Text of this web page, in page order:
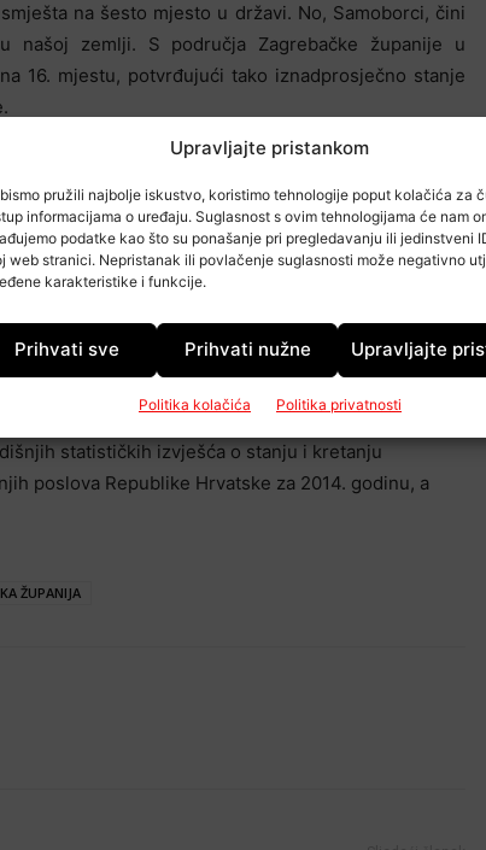
Upravljajte pristankom
pružili najbolje iskustvo, koristimo tehnologije poput kolačića za
informacijama o uređaju. Suglasnost s ovim tehnologijama će nam
podatke kao što su ponašanje pri pregledavanju ili jedinstveni
web stranici. Nepristanak ili povlačenje suglasnosti može negativno
karakteristike i funkcije.
Prihvati sve Prihvati nužne Upravljajte
Politika kolačića Politika privatnosti
na šesto mjesto u državi. No, Samoborci, čini
našoj zemlji. S područja Zagrebačke županije u
16. mjestu, potvrđujući tako iznadprosječno stanje
djela, Samobor je na 1. mjestu. Taj grad ujedno ima
Drugo mjesto na ljestvici najsigurnijih gradova kada
Velika Gorica, koja je po pitanju zlouporabe droga
a Zaprešić 14.-ti. Prema stopi počinjenih imovinskih
Zaprešić koji se nalazi na 9. mjestu, slijedi ga
mjestu.
statističkih izvješća o stanju i kretanju
poslova Republike Hrvatske za 2014. godinu, a
ŽUPANIJA